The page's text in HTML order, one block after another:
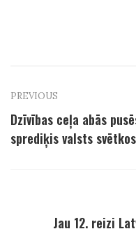
PREVIOUS
Dzīvības ceļa abās
sprediķis valsts svētkos
Jau 12. reizi